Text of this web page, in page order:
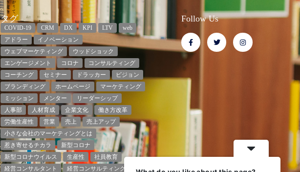
タグ
COVID-19 CRM DX KPI LTV
web
アドラー
イノベーション
ウェブマーケティング
ウッドショック
エンゲージメント
コロナ
コンサルティング
コーチング
セミナー ドラッカー
ビジョン
ブランディング
ホームページ
マーケティング
ミッション
メンター
リーダーシップ
人事部
人材育成 企業文化
働き方改革
労働生産性
営業 売上
売上アップ
小さな会社のマーケティングとは
惹き寄せるチカラ
新型コロナ
新型コロナウイルス
生産性
社員教育
経営コンサルタント
経営コンサルティング
Follow Us